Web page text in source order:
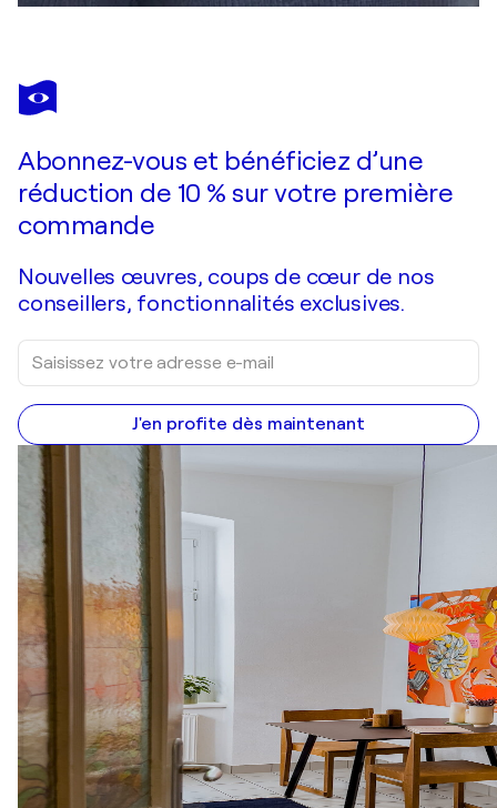
Abonnez-vous et bénéficiez d’une
réduction de 10 % sur votre première
commande
Nouvelles œuvres, coups de cœur de nos
conseillers, fonctionnalités exclusives.
J'en profite dès maintenant